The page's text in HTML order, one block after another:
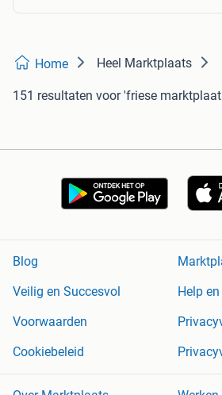
Home Heel Marktplaats
151 resultaten voor 'friese
Blog
Veilig en Succesvol
Help
Voorwaarden
Cookiebeleid